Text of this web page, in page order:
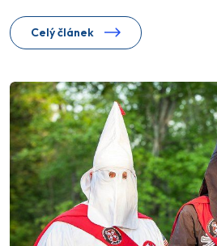
Celý článek